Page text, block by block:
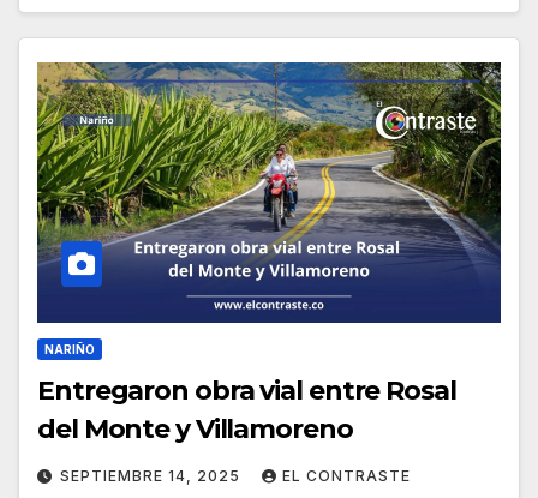
NARIÑO
Entregaron obra vial entre Rosal
del Monte y Villamoreno
SEPTIEMBRE 14, 2025 EL CONTRASTE